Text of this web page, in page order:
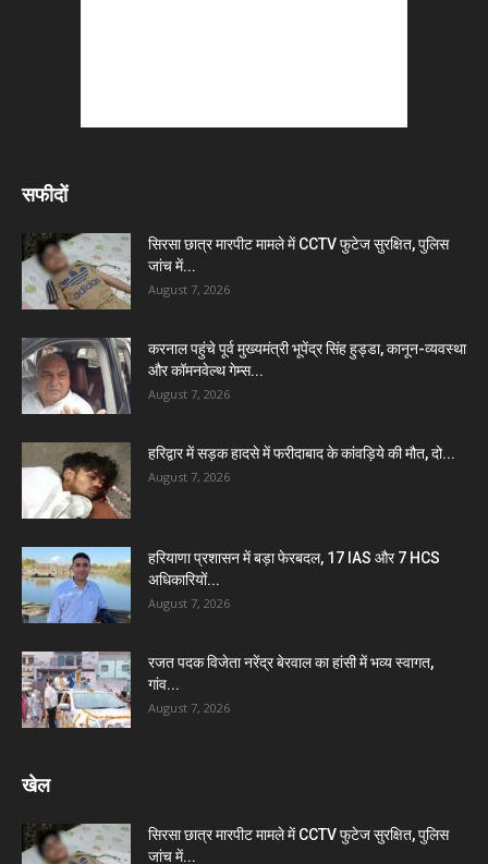
सफीदों
सिरसा छात्र मारपीट मामले में CCTV फुटेज सुरक्षित, पुलिस
जांच में...
August 7, 2026
करनाल पहुंचे पूर्व मुख्यमंत्री भूपेंद्र सिंह हुड्डा, कानून-व्यवस्था
और कॉमनवेल्थ गेम्स...
August 7, 2026
हरिद्वार में सड़क हादसे में फरीदाबाद के कांवड़िये की मौत, दो...
August 7, 2026
हरियाणा प्रशासन में बड़ा फेरबदल, 17 IAS और 7 HCS
अधिकारियों...
August 7, 2026
रजत पदक विजेता नरेंद्र बेरवाल का हांसी में भव्य स्वागत,
गांव...
August 7, 2026
खेल
सिरसा छात्र मारपीट मामले में CCTV फुटेज सुरक्षित, पुलिस
जांच में...